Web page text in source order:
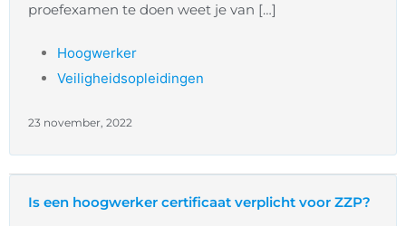
proefexamen te doen weet je van […]
Hoogwerker
Veiligheidsopleidingen
23 november, 2022
Is een hoogwerker certificaat verplicht voor ZZP?